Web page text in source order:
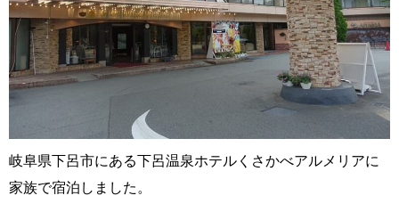
岐阜県下呂市にある下呂温泉ホテルくさかべアルメリアに
家族で宿泊しました。